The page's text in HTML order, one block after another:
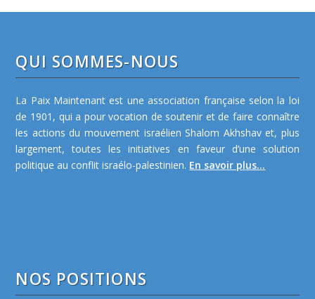
QUI SOMMES-NOUS
La Paix Maintenant est une association française selon la loi
de 1901, qui a pour vocation de soutenir et de faire connaître
les actions du mouvement israélien Shalom Akhshav et, plus
largement, toutes les initiatives en faveur d’une solution
politique au conflit israélo-palestinien. En savoir plus...
NOS POSITIONS